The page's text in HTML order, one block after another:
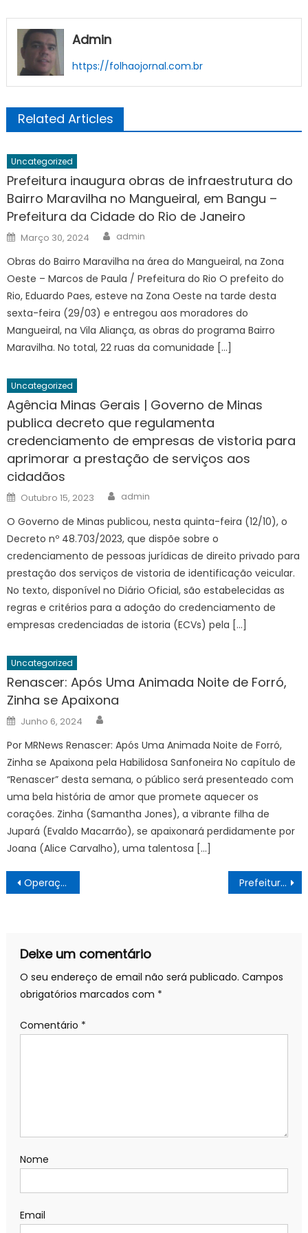
Admin
https://folhaojornal.com.br
Related Articles
Uncategorized
Prefeitura inaugura obras de infraestrutura do
Bairro Maravilha no Mangueiral, em Bangu –
Prefeitura da Cidade do Rio de Janeiro
Posted
on
Março 30, 2024 Author
admin
Obras do Bairro Maravilha na área do Mangueiral, na Zona
Oeste – Marcos de Paula / Prefeitura do Rio O prefeito do
Rio, Eduardo Paes, esteve na Zona Oeste na tarde desta
sexta-feira (29/03) e entregou aos moradores do
Mangueiral, na Vila Aliança, as obras do programa Bairro
Maravilha. No total, 22 ruas da comunidade […]
Uncategorized
Agência Minas Gerais | Governo de Minas
publica decreto que regulamenta
credenciamento de empresas de vistoria para
aprimorar a prestação de serviços aos
cidadãos
Posted
on
Outubro 15, 2023 Author
admin
O Governo de Minas publicou, nesta quinta-feira (12/10), o
Decreto nº 48.703/2023, que dispõe sobre o
credenciamento de pessoas jurídicas de direito privado para
prestação dos serviços de vistoria de identificação veicular.
No texto, disponível no Diário Oficial, são estabelecidas as
regras e critérios para a adoção do credenciamento de
empresas credenciadas de istoria (ECVs) pela […]
Uncategorized
Renascer: Após Uma Animada Noite de Forró,
Zinha se Apaixona
Posted
on
Junho 6, 2024
Por MRNews Renascer: Após Uma Animada Noite de Forró,
Zinha se Apaixona pela Habilidosa Sanfoneira No capítulo de
“Renascer” desta semana, o público será presenteado com
uma bela história de amor que promete aquecer os
corações. Zinha (Samantha Jones), a vibrante filha de
Jupará (Evaldo Macarrão), se apaixonará perdidamente por
Joana (Alice Carvalho), uma talentosa […]
Navegação
de
Operação Escudo: PM prende criminoso que exibia fuzil em plena luz do dia no Guarujá Prefeitura de Cuiab | Conselho Municipal da Juventude homenageia personalidades de diversos setores em Cuiab
Deixe um comentário
O seu endereço de email não será publicado. Campos
obrigatórios marcados com *
Comentário *
Nome
Email